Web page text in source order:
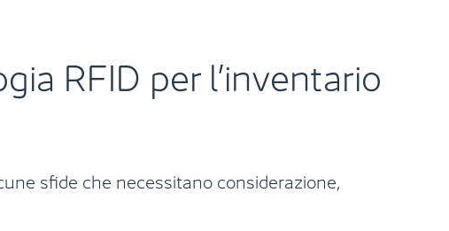
RFID per l’inventario
sfide che necessitano considerazione,